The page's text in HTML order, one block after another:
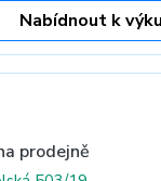
Nabídnout k
prodejně